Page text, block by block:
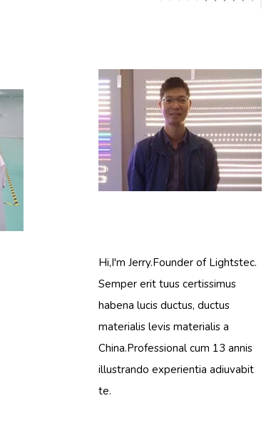
Hi,I'm Jerry.Founder of Lightstec.
Semper erit tuus certissimus
habena lucis ductus, ductus
materialis levis materialis a
China.Professional cum 13 annis
illustrando experientia adiuvabit
te.